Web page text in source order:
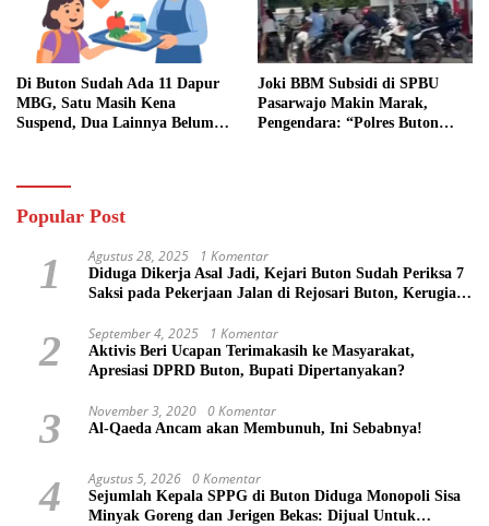
Di Buton Sudah Ada 11 Dapur
MBG, Satu Masih Kena
Suspend, Dua Lainnya Belum
Joki BBM Subsidi di SPBU
Pasarwajo Makin Marak,
Pengendara: “Polres Buton
Popular Post
1 Agustus 28, 2025 1 Komentar
Diduga Dikerja Asal Jadi, Kejari Buton Sudah Periksa 7
Saksi pada Pekerjaan Jalan di Rejosari Buton, Kerugian
2 September 4, 2025 1 Komentar
Aktivis Beri Ucapan Terimakasih ke Masyarakat,
Apresiasi DPRD Buton, Bupati Dipertanyakan?
3 November 3, 2020 0 Komentar
Al-Qaeda Ancam akan Membunuh, Ini Sebabnya!
4 Agustus 5, 2026 0 Komentar
Sejumlah Kepala SPPG di Buton Diduga Monopoli Sisa
Minyak Goreng dan Jerigen Bekas: Dijual Untuk